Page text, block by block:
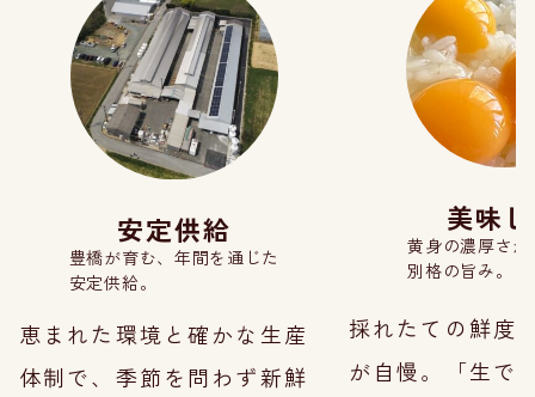
安定供給
豊橋が育む、年間を通じた
安定供給。
恵まれた環境と確かな生産
体制で、 季節を問わず新鮮
美味
黄身の濃厚さ
別格の旨み。
採れたての鮮度
が自慢。
「生で